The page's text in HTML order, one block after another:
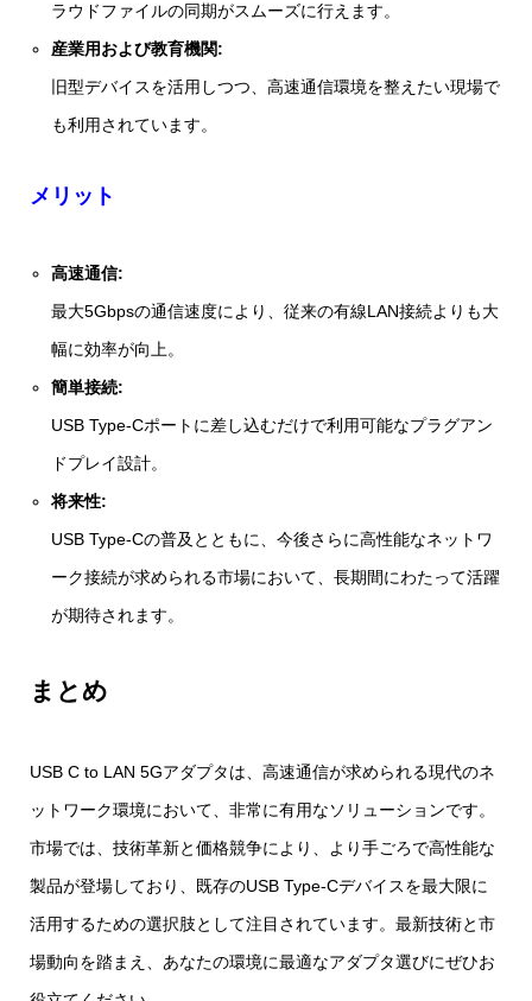
ラウドファイルの同期がスムーズに行えます。
産業用および教育機関:
旧型デバイスを活用しつつ、高速通信環境を整えたい現場で
も利用されています。
メリット
高速通信:
最大5Gbpsの通信速度により、従来の有線LAN接続よりも大
幅に効率が向上。
簡単接続:
USB Type‑Cポートに差し込むだけで利用可能なプラグアン
ドプレイ設計。
将来性:
USB Type‑Cの普及とともに、今後さらに高性能なネットワ
ーク接続が求められる市場において、長期間にわたって活躍
が期待されます。
まとめ
USB C to LAN 5Gアダプタは、高速通信が求められる現代のネ
ットワーク環境において、非常に有用なソリューションです。
市場では、技術革新と価格競争により、より手ごろで高性能な
製品が登場しており、既存のUSB Type‑Cデバイスを最大限に
活用するための選択肢として注目されています。最新技術と市
場動向を踏まえ、あなたの環境に最適なアダプタ選びにぜひお